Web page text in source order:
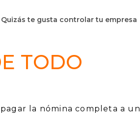
Quizás te gusta controlar tu empresa
TODO
la nómina completa a un